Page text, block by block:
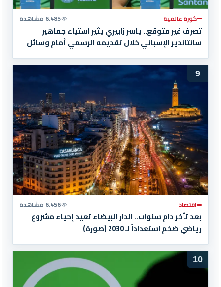
كورة عالمية 6,485 مشاهدة
تصرف غير متوقع.. ياسر زابيري يثير استياء جماهير
سانتاندير الإسباني خلال تقديمه الرسمي أمام وسائل
9
اقتصاد 6,456 مشاهدة
بعد تأخر دام سنوات.. الدار البيضاء تعيد إحياء مشروع
رياضي ضخم استعداداً لـ 2030 (صورة)
10